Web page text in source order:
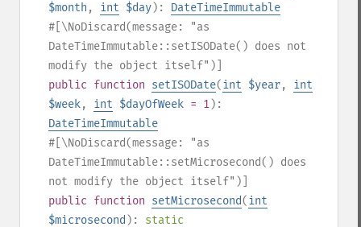
$month , int $day): DateTimeImmutable
#[\NoDiscard(message: "as
DateTimeImmutable::setISODate() does not
modify the object itself")]
public function setISODate(int $year, int
$week, int $dayOfWeek = 1):
DateTimeImmutable
#[\NoDiscard(message: "as
DateTimeImmutable::setMicrosecond() does
not modify the object itself")]
public function setMicrosecond(int
$microsecond ): static